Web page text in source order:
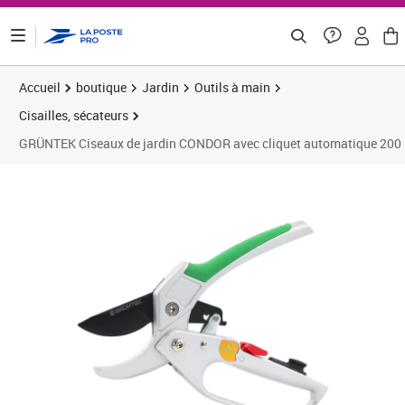
Accueil boutique Jardin
Outils à main
Cisailles, sécateurs
GRÜNTEK Ciseaux de jardin CONDOR avec cliquet automatique 200